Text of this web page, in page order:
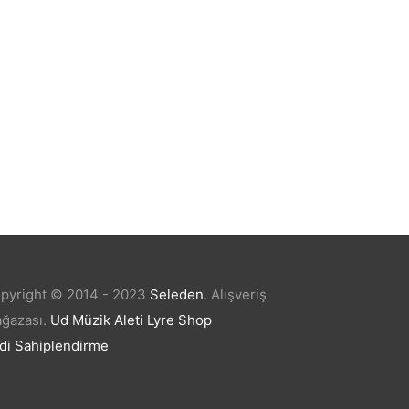
© 2014 - 2023 Seleden. Alışveriş
Ud Müzik Aleti Lyre Shop
Sahiplendirme